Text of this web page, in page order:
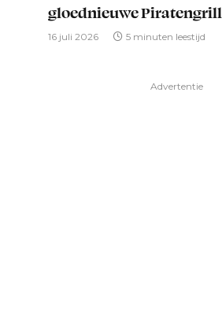
gloednieuwe Piratengrill
16 juli 2026 5 minuten leestijd
Advertentie